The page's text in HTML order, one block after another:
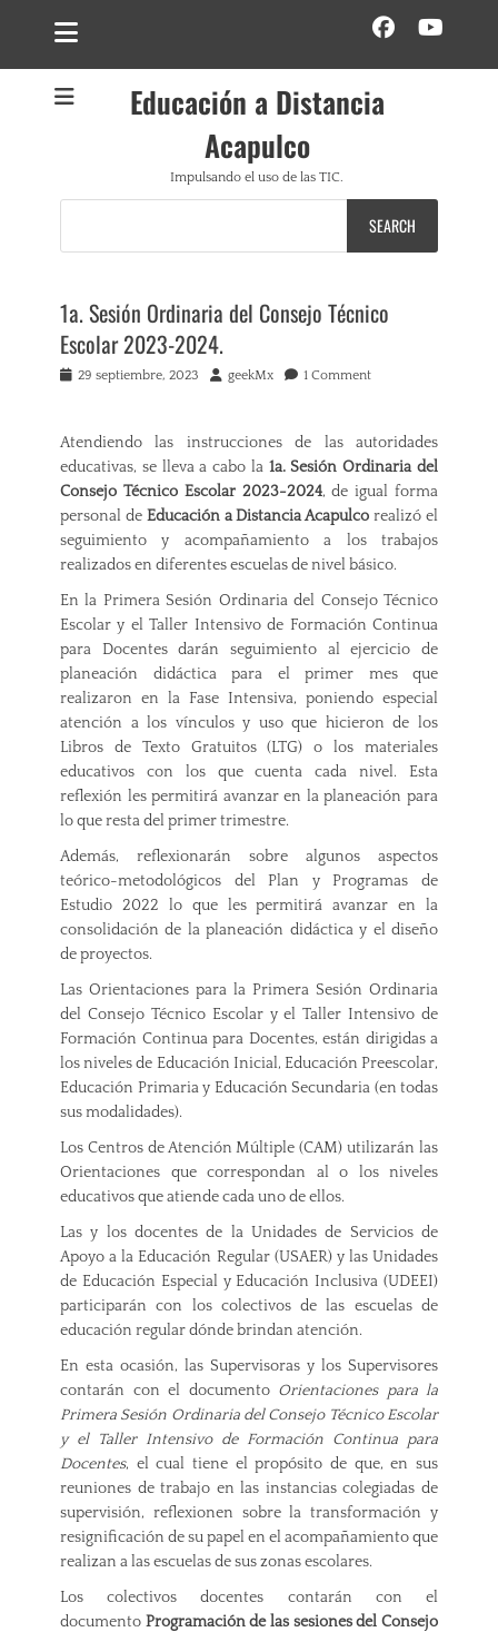
Educación a Distancia
Acapulco
Impulsando el uso de las TIC.
1a. Sesión Ordinaria del Consejo Técnico
Escolar 2023-2024.
Posted29 septiembre, 2023 Author
geekMx 1 Comment
Atendiendo las instrucciones de las autoridades
educativas, se lleva a cabo la 1a. Sesión Ordinaria del
Consejo Técnico Escolar 2023-2024, de igual forma
personal de Educación a Distancia Acapulco realizó el
seguimiento y acompañamiento a los trabajos
realizados en diferentes escuelas de nivel básico.
En la Primera Sesión Ordinaria del Consejo Técnico
Escolar y el Taller Intensivo de Formación Continua
para Docentes darán seguimiento al ejercicio de
planeación didáctica para el primer mes que
realizaron en la Fase Intensiva, poniendo especial
atención a los vínculos y uso que hicieron de los
Libros de Texto Gratuitos (LTG) o los materiales
educativos con los que cuenta cada nivel. Esta
reflexión les permitirá avanzar en la planeación para
lo que resta del primer trimestre.
Además, reflexionarán sobre algunos aspectos
teórico-metodológicos del Plan y Programas de
Estudio 2022 lo que les permitirá avanzar en la
consolidación de la planeación didáctica y el diseño
de proyectos.
Las Orientaciones para la Primera Sesión Ordinaria
del Consejo Técnico Escolar y el Taller Intensivo de
Formación Continua para Docentes, están dirigidas a
los niveles de Educación Inicial, Educación Preescolar,
Educación Primaria y Educación Secundaria (en todas
sus modalidades).
Los Centros de Atención Múltiple (CAM) utilizarán las
Orientaciones que correspondan al o los niveles
educativos que atiende cada uno de ellos.
Las y los docentes de la Unidades de Servicios de
Apoyo a la Educación Regular (USAER) y las Unidades
de Educación Especial y Educación Inclusiva (UDEEI)
participarán con los colectivos de las escuelas de
educación regular dónde brindan atención.
En esta ocasión, las Supervisoras y los Supervisores
contarán con el documento Orientaciones para la
Primera Sesión Ordinaria del Consejo Técnico Escolar
y el Taller Intensivo de Formación Continua para
Docentes, el cual tiene el propósito de que, en sus
reuniones de trabajo en las instancias colegiadas de
supervisión, reflexionen sobre la transformación y
resignificación de su papel en el acompañamiento que
realizan a las escuelas de sus zonas escolares.
Los colectivos docentes contarán con el
documento Programación de las sesiones del Consejo